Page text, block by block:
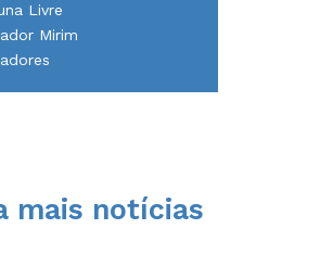
Livre
Mirim
mais notícias